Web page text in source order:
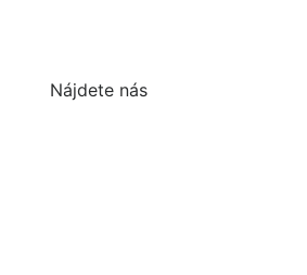
Nájdete nás